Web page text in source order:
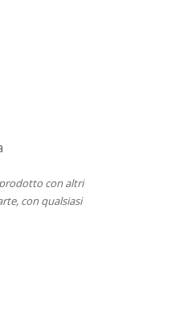
con altri
con qualsiasi